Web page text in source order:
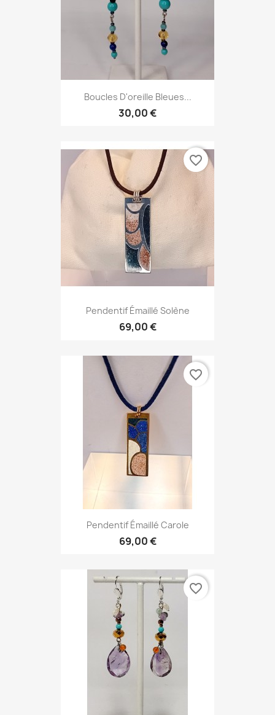
Boucles D'oreille Bleues...
30,00 €
Pendentif Émaillé Solène
69,00 €
favorite_border
Pendentif Émaillé Carole
69,00 €
favorite_border
favorite_border